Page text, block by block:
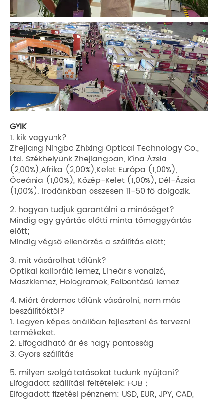
GYIK
1. kik vagyunk?
Zhejiang Ningbo Zhixing Optical Technology Co.,
Ltd. Székhelyünk Zhejiangban, Kína Ázsia
(2,00%),Afrika (2,00%),Kelet Európa (1,00%),
Óceánia (1,00%), Közép-Kelet (1,00%), Dél-Ázsia
(1,00%). Irodánkban összesen 11-50 fő dolgozik.
2. hogyan tudjuk garantálni a minőséget?
Mindig egy gyártás előtti minta tömeggyártás
előtt;
Mindig végső ellenőrzés a szállítás előtt;
3. mit vásárolhat tőlünk?
Optikai kalibráló lemez, Lineáris vonalzó,
Maszklemez, Hologramok, Felbontású lemez
4. Miért érdemes tőlünk vásárolni, nem más
beszállítóktól?
1. Legyen képes önállóan fejleszteni és tervezni
termékeket.
2. Elfogadható ár és nagy pontosság
3. Gyors szállítás
5. milyen szolgáltatásokat tudunk nyújtani?
Elfogadott szállítási feltételek: FOB；
Elfogadott fizetési pénznem: USD, EUR, JPY, CAD,